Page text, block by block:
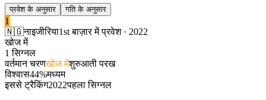
प्रवेश के अनुसार गति के अनुसार
1
🇳🇬नाइजीरिया1st बाज़ार में प्रवेश · 2022
खोज में
1 सिग्नल
वर्तमान चरणखोज मेंशुरुआती परख
विश्वास44%मध्यम
इससे ट्रैकिंग2022पहला सिग्नल